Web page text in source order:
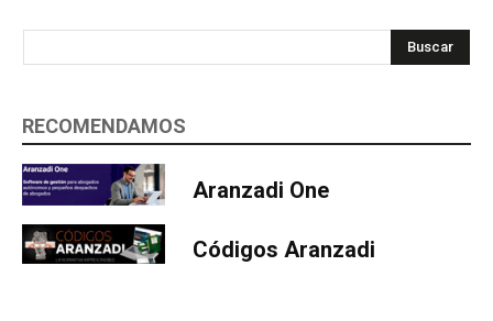
Buscar
RECOMENDAMOS
Aranzadi One
Códigos Aranzadi